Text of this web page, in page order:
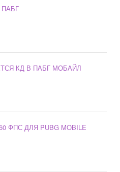
КД В ПАБГ МОБАЙЛ
ФПС ДЛЯ PUBG MOBILE